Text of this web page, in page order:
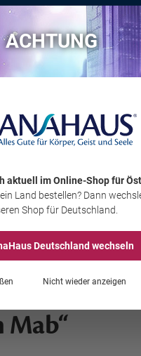
mit dem Vorteils-Codeeintauchen
11.08.2026
B116
Mab“
ACHTUNG
aktuell im Online-Shopfür
Land bestellen? Dann
Shop für Deutschland
Deutschland wechseln
Nicht wieder anzeigen